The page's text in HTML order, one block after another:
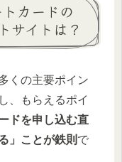
カードの
サイトは？
くの主要ポイン
、もらえるポイ
ードを申し込む直
」ことが鉄則 で